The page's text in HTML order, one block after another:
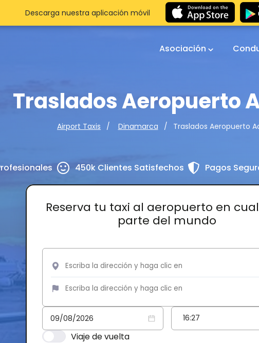
Asociación
Traslados Aeropuerto
Airport Taxis Dinamarca Traslados Aeropuerto
450k Clientes Satisfechos Pagos
Reserva tu taxi al aeropuerto en
parte del mundo
Viaje de vuelta
Descarga nuestra aplicación móvil